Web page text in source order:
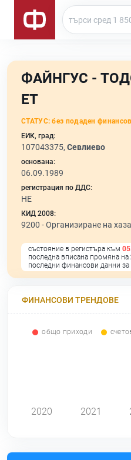
ФАЙНГУС -
ЕТ
СТАТУС: без подаден
ЕИК, град:
107043375, Севлиево
основана:
06.09.1989
регистрация по ДДС:
НЕ
КИД 2008:
9200 -Организиране на
състояние в регистъра към
последна вписана промяна на
последни финансови данни за
ФИНАНСОВИ ТРЕНДОВЕ
общо приходи
2020 2021